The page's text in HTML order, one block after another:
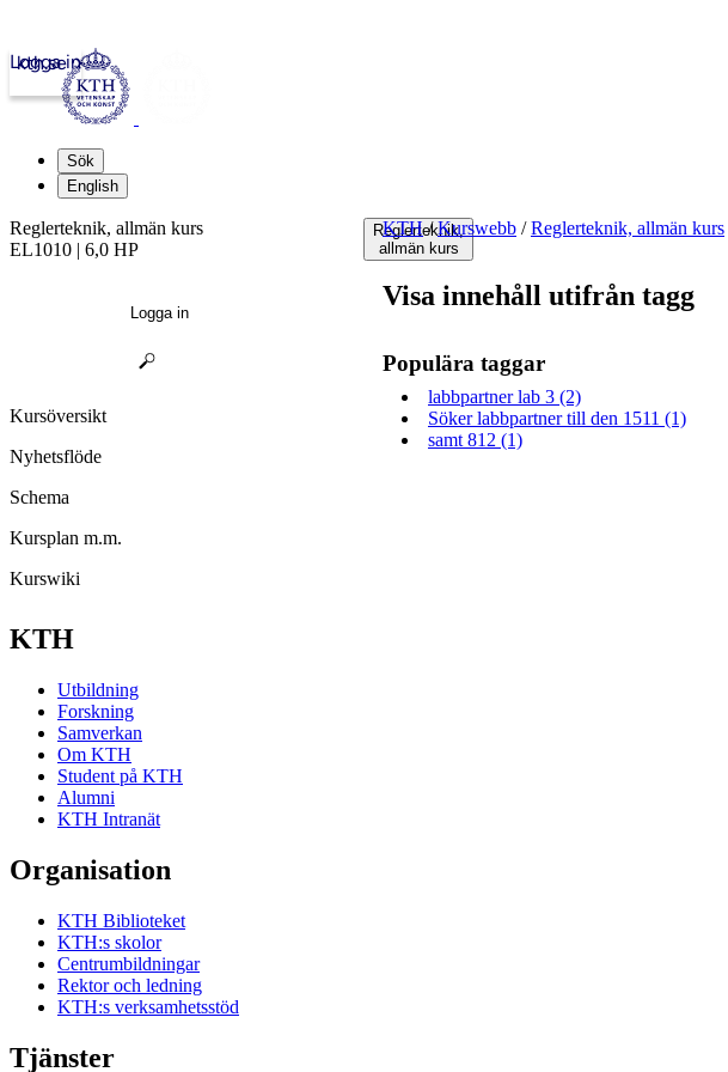
kth.se
Logga in
Sök
English
Reglerteknik,
allmän kurs
KTH / Kurswebb / Reglerteknik, allmän kurs
Visa innehåll utifrån tagg
Populära taggar
labbpartner lab 3 (2)
Söker labbpartner till den 1511 (1)
samt 812 (1)
Reglerteknik, allmän kurs
EL1010 | 6,0 HP
Logga in
Kursöversikt
Nyhetsflöde
Schema
Kursplan m.m.
Kurswiki
KTH
Utbildning
Forskning
Samverkan
Om KTH
Student på KTH
Alumni
KTH Intranät
Organisation
KTH Biblioteket
KTH:s skolor
Centrumbildningar
Rektor och ledning
KTH:s verksamhetsstöd
Tjänster